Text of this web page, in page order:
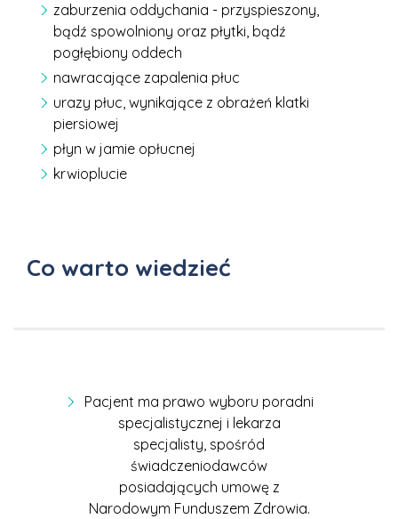
zaburzenia oddychania - przyspieszony,
bądź spowolniony oraz płytki, bądź
pogłębiony oddech
nawracające zapalenia płuc
urazy płuc, wynikające z obrażeń klatki
piersiowej
płyn w jamie opłucnej
krwioplucie
Co warto wiedzieć
Pacjent ma prawo wyboru poradni
specjalistycznej i lekarza
specjalisty, spośród
świadczeniodawców
posiadających umowę z
Narodowym Funduszem Zdrowia.